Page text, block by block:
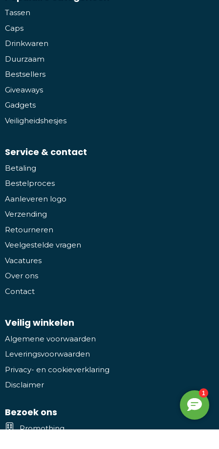
Tassen
Caps
Drinkwaren
Duurzaam
Bestsellers
Giveaways
Gadgets
Veiligheidshesjes
Service & contact
Betaling
Bestelproces
Aanleveren logo
Verzending
Retourneren
Veelgestelde vragen
Vacatures
Over ons
Contact
Veilig winkelen
Algemene voorwaarden
Leveringsvoorwaarden
Privacy- en cookieverklaring
Disclaimer
Bezoek ons
Promothing